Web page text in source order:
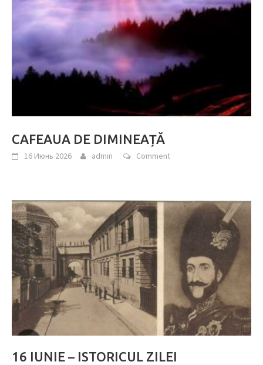
CAFEAUA DE DIMINEAȚĂ
16 Июнь 2026 admin Comment
16 IUNIE – ISTORICUL ZILEI